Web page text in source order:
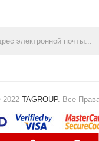
2022 TAGROUP. Все